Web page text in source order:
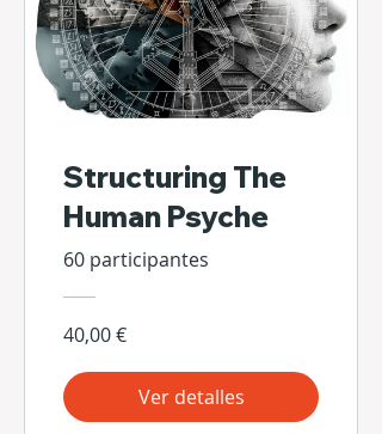
Structuring The
Human Psyche
60 participantes
40,00 €
Ver detalles